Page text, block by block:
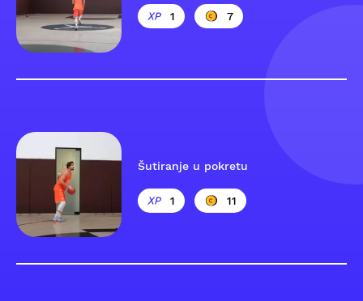
1 7
Šutiranje u pokretu
1 11